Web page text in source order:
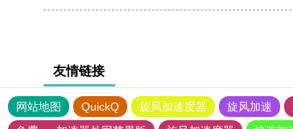
友情链接
网站地图 QuickQ 旋风加速度器 旋风加速